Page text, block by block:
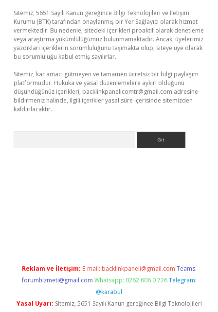
Sitemiz, 5651 Sayılı Kanun gereğince Bilgi Teknolojileri ve İletişim
Kurumu (BTK) tarafından onaylanmış bir Yer Sağlayıcı olarak hizmet
vermektedir. Bu nedenle, sitedeki içerikleri proaktif olarak denetleme
veya araştırma yükümlülüğümüz bulunmamaktadır. Ancak, üyelerimiz
yazdıkları içeriklerin sorumluluğunu taşımakta olup, siteye üye olarak
bu sorumluluğu kabul etmiş sayılırlar.
Sitemiz, kar amacı gütmeyen ve tamamen ücretsiz bir bilgi paylaşım
platformudur. Hukuka ve yasal düzenlemelere aykırı olduğunu
düşündüğünüz içerikleri, backlinkpanelicomtr@gmail.com adresine
bildirmeniz halinde, ilgili içerikler yasal süre içerisinde sitemizden
kaldırılacaktır.
Reklam ve İletişim: E-mail: backlinkpaneli@gmail.com Teams:
forumhizmeti@gmail.com Whatsapp: 0262 606 0 726 Telegram:
@karabul
Yasal Uyarı: Sitemiz, 5651 Sayılı Kanun gereğince Bilgi Teknolojileri